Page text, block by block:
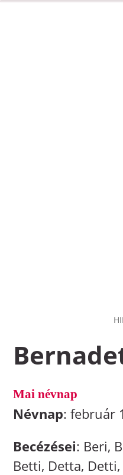
Mai névnap
Névnap: február
Becézései: Beri,
Betti, Detta,